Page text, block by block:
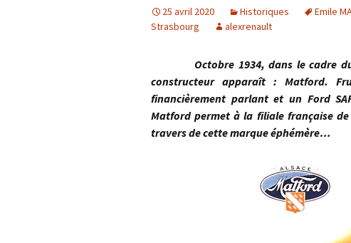
25 avril 2020 Historiques Emile
Strasbourg
alexrenault
Octobre 1934, dans le cadre du
constructeur apparaît : Matford.
financièrement parlant et un Ford
Matford permet à la filiale française
travers de cette marque éphémère…